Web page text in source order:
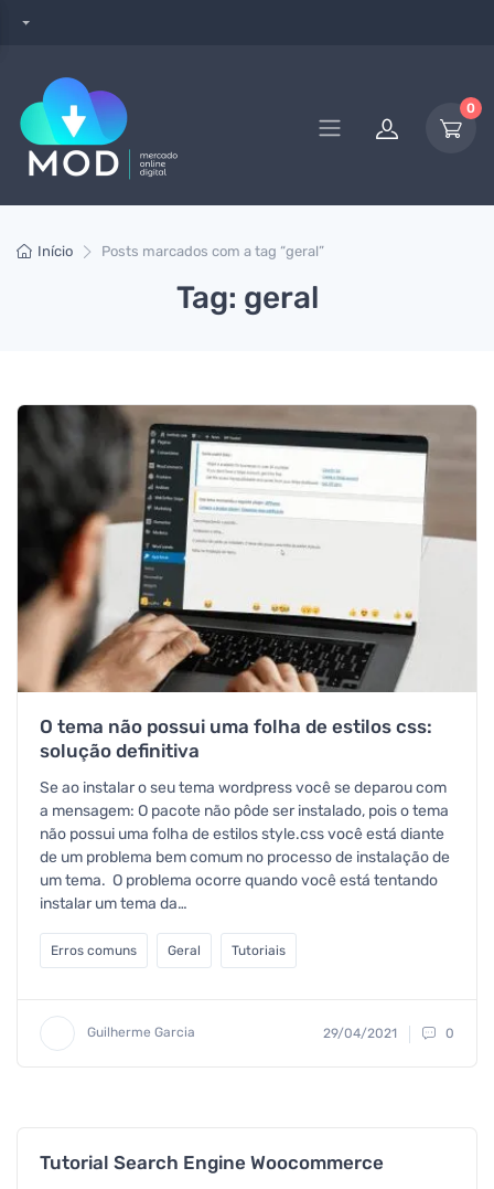
0
Início Posts marcados com a tag “geral”
Tag: geral
O tema não possui uma folha de estilos css:
solução definitiva
Se ao instalar o seu tema wordpress você se deparou com
a mensagem: O pacote não pôde ser instalado, pois o tema
não possui uma folha de estilos style.css você está diante
de um problema bem comum no processo de instalação de
um tema. O problema ocorre quando você está tentando
instalar um tema da…
Erros comuns Geral Tutoriais
Guilherme Garcia 29/04/2021 0
Tutorial Search Engine Woocommerce